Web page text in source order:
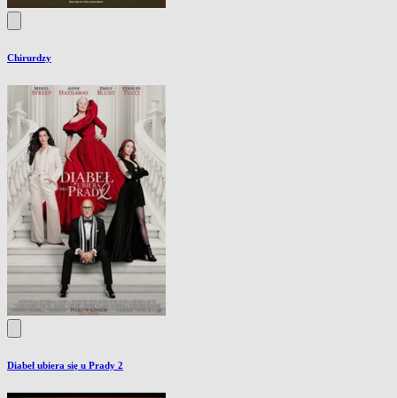
Chirurdzy
Diabeł ubiera się u Prady 2